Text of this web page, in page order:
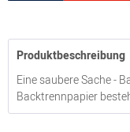
Backtrennpapier,
Backtrennpapier, 500
Produktbeschreibung
Eine saubere Sache -
Backtrennpapier